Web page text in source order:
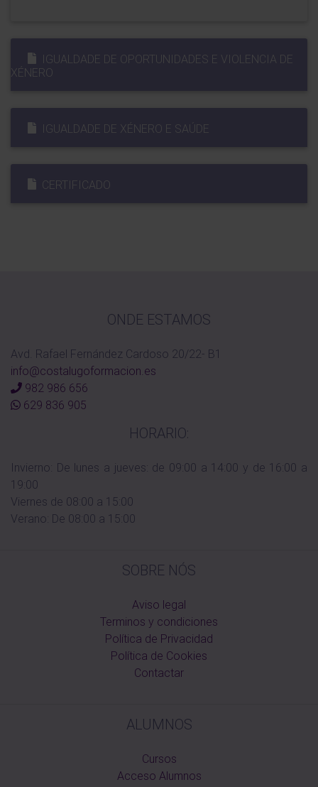
IGUALDADE DE OPORTUNIDADES E VIOLENCIA DE
XÉNERO
IGUALDADE DE XÉNERO E SAÚDE
CERTIFICADO
ONDE ESTAMOS
Avd. Rafael Fernández Cardoso 20/22- B1
info@costalugoformacion.es
982 986 656
629 836 905
HORARIO:
Invierno: De lunes a jueves: de 09:00 a 14:00 y de 16:00 a
19:00
Viernes de 08:00 a 15:00
Verano: De 08:00 a 15:00
SOBRE NÓS
Aviso legal
Terminos y condiciones
Política de Privacidad
Política de Cookies
Contactar
ALUMNOS
Cursos
Acceso Alumnos